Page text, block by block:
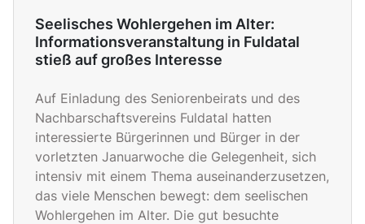
Seelisches Wohlergehen im Alter:
Informationsveranstaltung in Fuldatal
stieß auf großes Interesse
Auf Einladung des Seniorenbeirats und des
Nachbarschaftsvereins Fuldatal hatten
interessierte Bürgerinnen und Bürger in der
vorletzten Januarwoche die Gelegenheit, sich
intensiv mit einem Thema auseinanderzusetzen,
das viele Menschen bewegt: dem seelischen
Wohlergehen im Alter. Die gut besuchte